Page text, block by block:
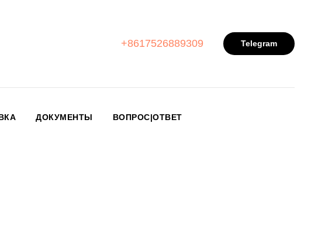
+8617526889309 Telegram
ДОКУМЕНТЫ ВОПРОС|ОТВЕТ